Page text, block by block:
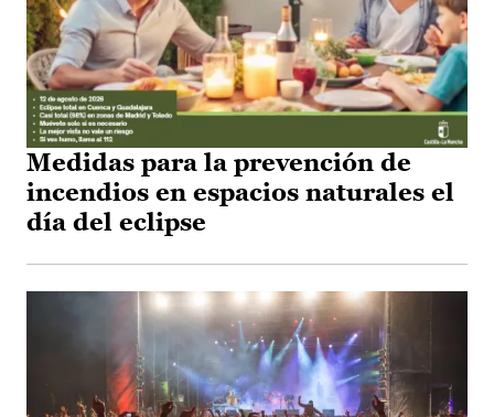
Medidas para la prevención de
incendios en espacios naturales el
día del eclipse